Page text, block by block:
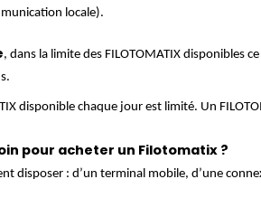
locale).
, dans la limite des FILOTOMATIX disponibles
disponible chaque jour est limité. Un
pour acheter un Filotomatix ?
disposer : d’un terminal mobile, d’une